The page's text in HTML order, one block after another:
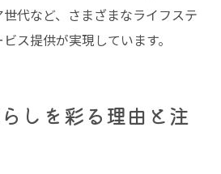
代など、さまざまなライフステ
ス提供が実現しています。
しを彩る理由と注